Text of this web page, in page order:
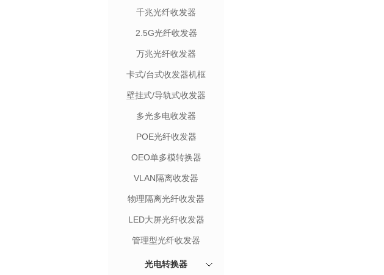
千兆光纤收发器
2.5G光纤收发器
万兆光纤收发器
卡式/台式收发器机框
壁挂式/导轨式收发器
多光多电收发器
POE光纤收发器
OEO单多模转换器
VLAN隔离收发器
物理隔离光纤收发器
LED大屏光纤收发器
管理型光纤收发器
光电转换器